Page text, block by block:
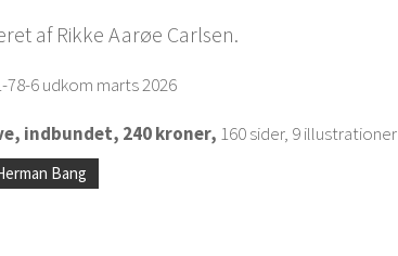
af Rikke Aarøe Carlsen.
78-6 udkom marts 2026
indbundet, 240 kroner, 160 sider, 9 illustrationer
Bang